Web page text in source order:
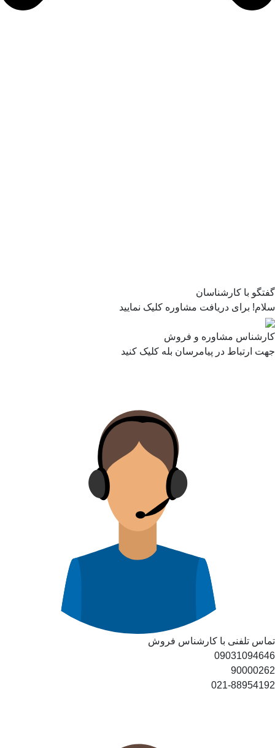
گفتگو با کارشناسان
سلام! برای دریافت مشاوره کلیک نمایید
کارشناس مشاوره و فروش
جهت ارتباط در پیامرسان بله کلیک کنید
تماس تلفنی با کارشناس فروش
09031094646
90000262
021-88954192